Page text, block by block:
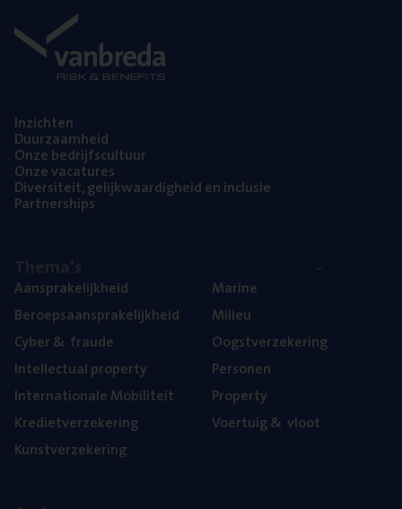
Inzich­ten
Duur­zaam­heid
Onze bedrijfs­cul­tuur
Onze vaca­tu­res
Diver­si­teit, gelijk­waar­dig­heid en inclusie
Part­ner­ships
Aan­spra­ke­lijk­heid
Beroeps­aan­spra­ke­lijk­heid
Cyber& fraude
Intel­lec­tu­al property
Inter­na­ti­o­na­le Mobiliteit
Kre­diet­ver­ze­ke­ring
Kunst­ver­ze­ke­ring
Mari­ne
Mili­eu
Oogst­ver­ze­ke­ring
Per­so­nen
Pro­per­ty
Voer­tuig& vloot